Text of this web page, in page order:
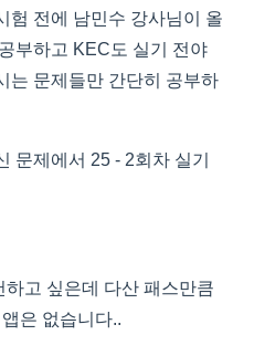
험 전에 남민수 강사님이 올
부하고 KEC도 실기 전야
는 문제들만 간단히 공부하
문제에서 25 - 2회차 실기
고 싶은데 다산 패스만큼
은 없습니다..